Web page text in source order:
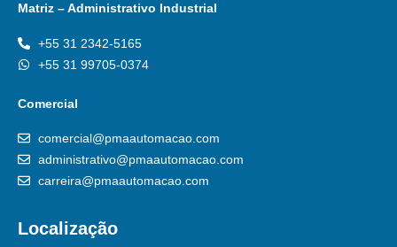
Matriz – Administrativo Industrial
+55 31 2342-5165
+55 31 99705-0374
Comercial
comercial@pmaautomacao.com
administrativo@pmaautomacao.com
carreira@pmaautomacao.com
Localização